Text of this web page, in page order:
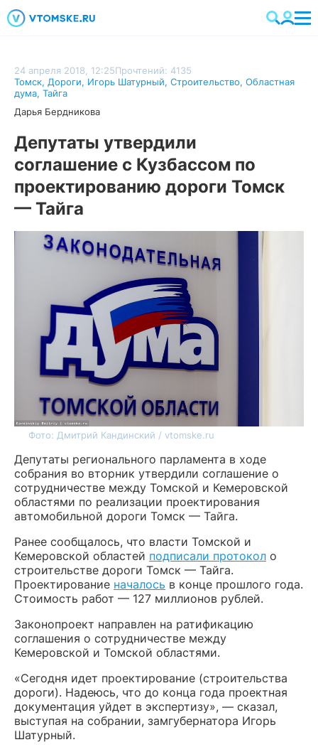
24 апреля 2018, 12:25Прочтений: 4135
Томск, Дороги, Игорь Шатурный, Строительство, Областная
дума, Тайга
Дарья Бердникова
Депутаты утвердили
соглашение с Кузбассом по
проектированию дороги Томск
— Тайга
Фото: Дмитрий Кандинский / vtomske.ru
Депутаты регионального парламента в ходе
собрания во вторник утвердили соглашение о
сотрудничестве между Томской и Кемеровской
областями по реализации проектирования
автомобильной дороги Томск — Тайга.
Ранее сообщалось, что власти Томской и
Кемеровской областей подписали протокол о
строительстве дороги Томск — Тайга.
Проектирование началось в конце прошлого года.
Стоимость работ — 127 миллионов рублей.
Законопроект направлен на ратификацию
соглашения о сотрудничестве между
Кемеровской и Томской областями.
«Сегодня идет проектирование (строительства
дороги). Надеюсь, что до конца года проектная
документация уйдет в экспертизу», — сказал,
выступая на собрании, замгубернатора Игорь
Шатурный.